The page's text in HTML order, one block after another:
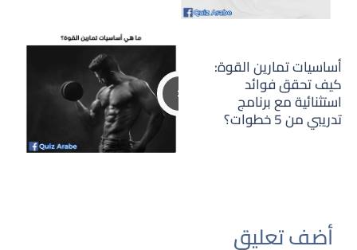
أساسيات تمارين القوة:
كيف تحقق فوائد
استثنائية مع برنامج
تدريبي من 5 خطوات؟
أضف تعليق